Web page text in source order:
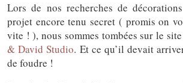
Lors de nos recherches de
projet encore tenu secret ( promis on
vite ! ), nous sommes tombées sur le
& David Studio. Et ce qu’il devait
de foudre !